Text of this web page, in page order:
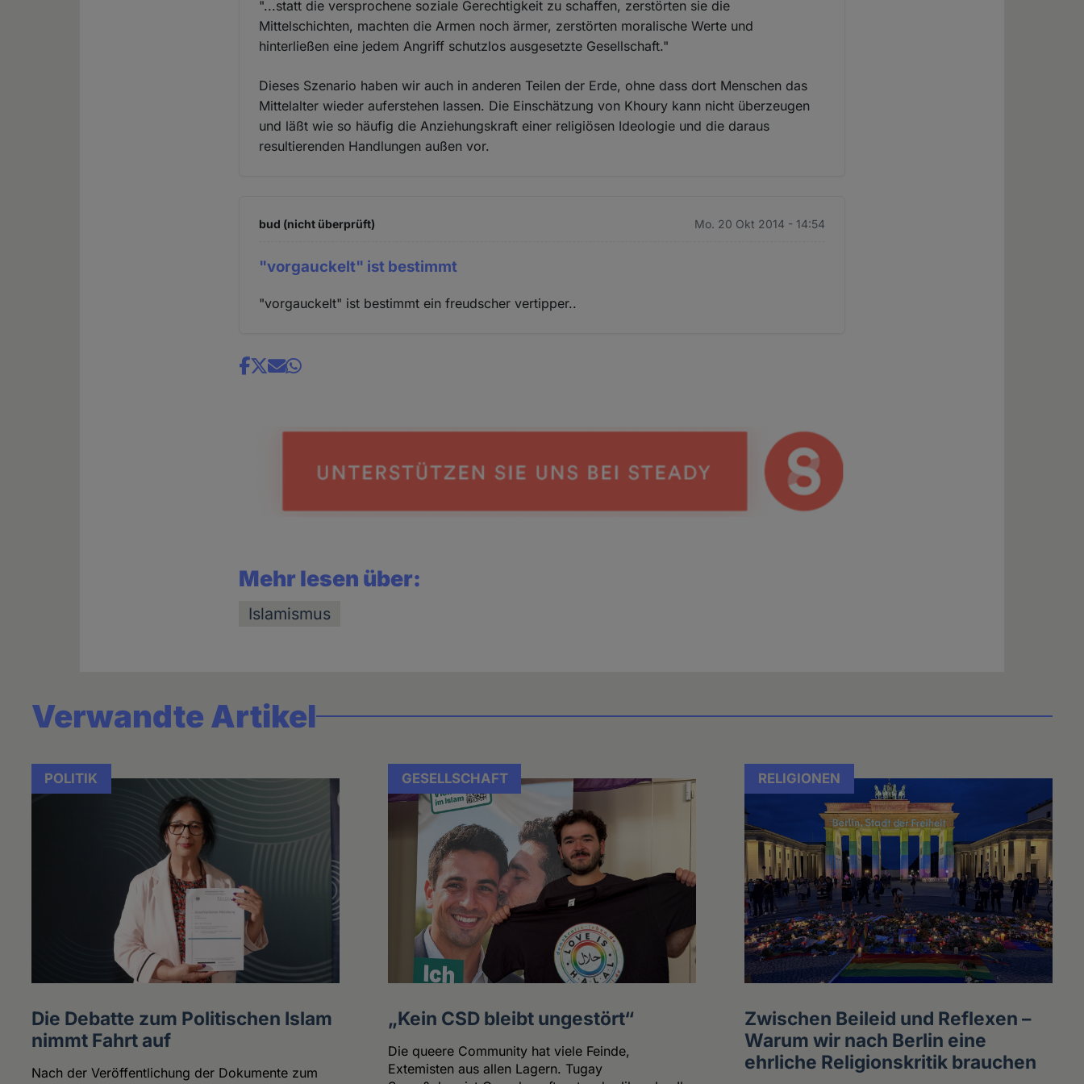
"...statt die versprochene soziale Gerechtigkeit zu schaffen, zerstörten sie die
Mittelschichten, machten die Armen noch ärmer, zerstörten moralische Werte und
hinterließen eine jedem Angriff schutzlos ausgesetzte Gesellschaft."
Dieses Szenario haben wir auch in anderen Teilen der Erde, ohne dass dort Menschen das
Mittelalter wieder auferstehen lassen. Die Einschätzung von Khoury kann nicht überzeugen
und läßt wie so häufig die Anziehungskraft einer religiösen Ideologie und die daraus
resultierenden Handlungen außen vor.
bud (nicht überprüft) Mo. 20 Okt 2014 - 14:54
"vorgauckelt" ist bestimmt
"vorgauckelt" ist bestimmt ein freudscher vertipper..
Share
Mehr lesen über:
Islamismus
Verwandte Artikel
POLITIK
Die Debatte zum Politischen Islam
nimmt Fahrt auf
Nach der Veröffentlichung der Dokumente zum
GESELLSCHAFT
„Kein CSD bleibt ungestört“
Die queere Community hat viele Feinde,
Extemisten aus allen Lagern. Tugay
RELIGIONEN
Zwischen Beileid und Reflexen –
Warum wir nach Berlin eine
ehrliche Religionskritik brauchen
Cookies